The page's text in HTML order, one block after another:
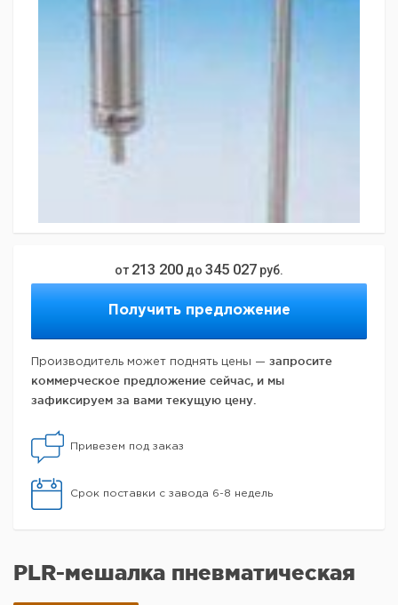
от 213 200 до 345 027 руб.
Получить предложение
Производитель может поднять цены — запросите
коммерческое предложение сейчас, и мы
зафиксируем за вами текущую цену.
Привезем под заказ
Срок поставки с завода 6-8 недель
PLR-мешалка пневматическая